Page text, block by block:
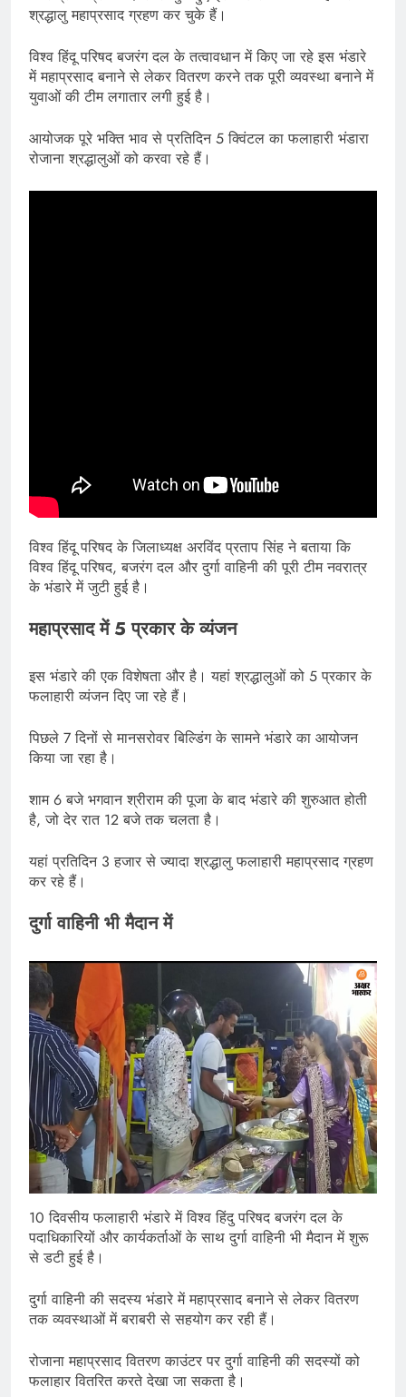
श्रद्धालु महाप्रसाद ग्रहण कर चुके हैं।
विश्व हिंदू परिषद बजरंग दल के तत्वावधान में किए जा रहे इस भंडारे
में महाप्रसाद बनाने से लेकर वितरण करने तक पूरी व्यवस्था बनाने में
युवाओं की टीम लगातार लगी हुई है।
आयोजक पूरे भक्ति भाव से प्रतिदिन 5 क्विंटल का फलाहारी भंडारा
रोजाना श्रद्धालुओं को करवा रहे हैं।
विश्व हिंदू परिषद के जिलाध्यक्ष अरविंद प्रताप सिंह ने बताया कि
विश्व हिंदू परिषद, बजरंग दल और दुर्गा वाहिनी की पूरी टीम नवरात्र
के भंडारे में जुटी हुई है।
महाप्रसाद में 5 प्रकार के व्यंजन
इस भंडारे की एक विशेषता और है। यहां श्रद्धालुओं को 5 प्रकार के
फलाहारी व्यंजन दिए जा रहे हैं।
पिछले 7 दिनों से मानसरोवर बिल्डिंग के सामने भंडारे का आयोजन
किया जा रहा है।
शाम 6 बजे भगवान श्रीराम की पूजा के बाद भंडारे की शुरुआत होती
है, जो देर रात 12 बजे तक चलता है।
यहां प्रतिदिन 3 हजार से ज्यादा श्रद्धालु फलाहारी महाप्रसाद ग्रहण
कर रहे हैं।
दुर्गा वाहिनी भी मैदान में
10 दिवसीय फलाहारी भंडारे में विश्व हिंदु परिषद बजरंग दल के
पदाधिकारियों और कार्यकर्ताओं के साथ दुर्गा वाहिनी भी मैदान में शुरू
से डटी हुई है।
दुर्गा वाहिनी की सदस्य भंडारे में महाप्रसाद बनाने से लेकर वितरण
तक व्यवस्थाओं में बराबरी से सहयोग कर रही हैं।
रोजाना महाप्रसाद वितरण काउंटर पर दुर्गा वाहिनी की सदस्यों को
फलाहार वितरित करते देखा जा सकता है।